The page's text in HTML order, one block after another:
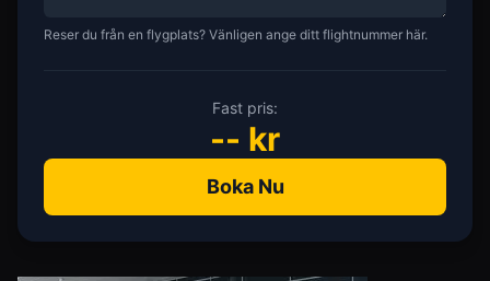
Reser du från en flygplats? Vänligen ange ditt flightnummer här.
Fast pris:
-- kr
Boka Nu